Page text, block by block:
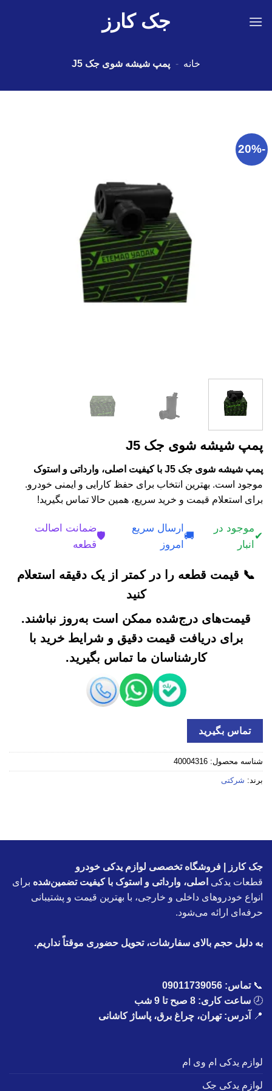
جک کارز
خانه - پمپ شیشه شوی جک J5
-20%
پمپ شیشه شوی جک J5
پمپ شیشه شوی جک J5 با کیفیت اصلی، وارداتی و استوک
موجود است. بهترین انتخاب برای حفظ کارایی و ایمنی خودرو.
برای استعلام قیمت و خرید سریع، همین حالا تماس بگیرید!
✔
موجود در
انبار
🚚
ارسال سریع
امروز
🛡️
ضمانت اصالت
قطعه
📞 قیمت قطعه را در کمتر از یک دقیقه استعلام
کنید
قیمت‌های درج‌شده ممکن است به‌روز نباشند.
برای دریافت قیمت دقیق و شرایط خرید با
کارشناسان ما تماس بگیرید.
تماس بگیرید
شناسه محصول: 40004316
برند: شرکتی
جک کارز | فروشگاه تخصصی لوازم یدکی خودرو
قطعات یدکی اصلی، وارداتی و استوک با کیفیت تضمین‌شده برای
انواع خودروهای داخلی و خارجی، با بهترین قیمت و پشتیبانی
حرفه‌ای ارائه می‌شود.
به دلیل حجم بالای سفارشات، تحویل حضوری موقتاً نداریم.
📞تماس: 09011739056
🕗 ساعت کاری: 8 صبح تا 9 شب
📍
آدرس: تهران، چراغ برق، پاساژ کاشانی
لوازم یدکی ام وی ام
لوازم یدکی جک